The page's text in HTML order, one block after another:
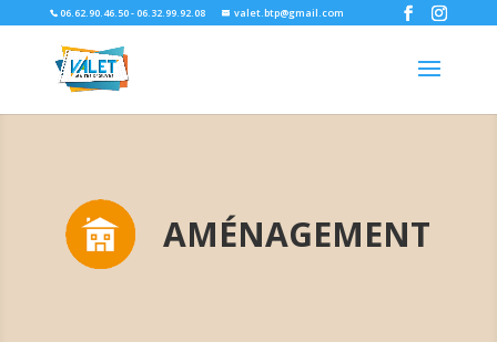
06.62.90.46.50 - 06.32.99.92.08 valet.btp@gmail.com
​AMÉNAGEMENT